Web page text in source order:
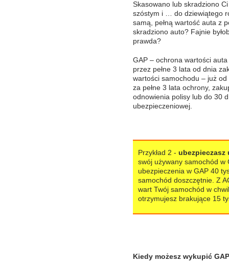
Skasowano lub skradziono
szóstym i … do dziewiątego
samą, pełną wartość auta z
skradziono auto? Fajnie
prawda?
GAP – ochrona wartości
przez pełne 3 lata od dnia
wartości samochodu – już
za pełne 3 lata ochrony,
odnowienia polisy lub do 30
ubezpieczeniowej.
Przykład 2 - ubezpieczasz
swój używany samochód w
ubezpieczenia w GAP 40
samochód doszczętnie. Z
wart Twój samochód w
otrzymujesz brakujące 15
Kiedy możesz wykupić